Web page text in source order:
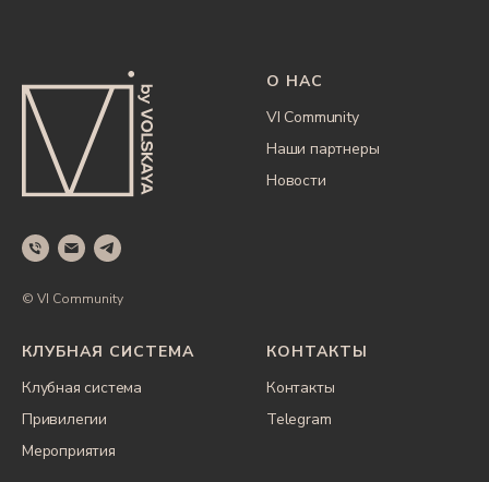
© VI Community
О НАС
VI Community
Наши партнеры
Новости
КЛУБНАЯ СИСТЕМА
Клубная система
Привилегии
Мероприятия
КОНТАКТЫ
Контакты
Telegram